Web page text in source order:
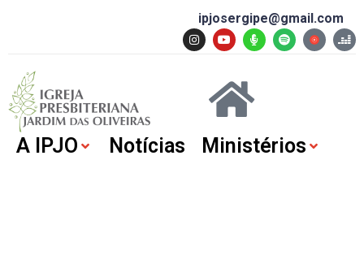
ipjosergipe@gmail.com
A IPJO Notícias Ministérios